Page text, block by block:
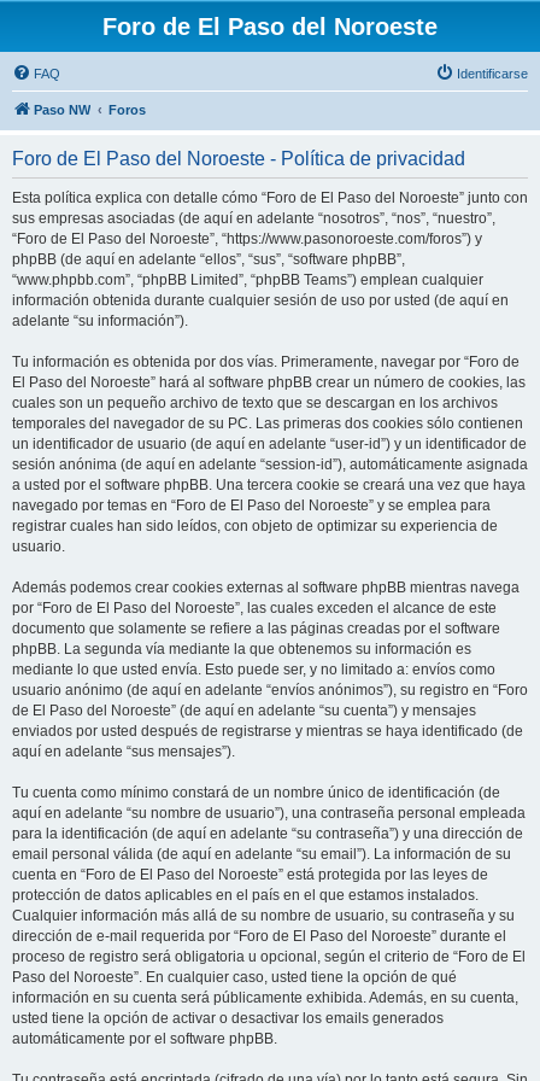
Foro de El Paso del Noroeste
FAQ Identificarse
Paso NW Foros
Foro de El Paso del Noroeste - Política de privacidad
Esta política explica con detalle cómo “Foro de El Paso del Noroeste” junto con
sus empresas asociadas (de aquí en adelante “nosotros”, “nos”, “nuestro”,
“Foro de El Paso del Noroeste”, “https://www.pasonoroeste.com/foros”) y
phpBB (de aquí en adelante “ellos”, “sus”, “software phpBB”,
“www.phpbb.com”, “phpBB Limited”, “phpBB Teams”) emplean cualquier
información obtenida durante cualquier sesión de uso por usted (de aquí en
adelante “su información”).
Tu información es obtenida por dos vías. Primeramente, navegar por “Foro de
El Paso del Noroeste” hará al software phpBB crear un número de cookies, las
cuales son un pequeño archivo de texto que se descargan en los archivos
temporales del navegador de su PC. Las primeras dos cookies sólo contienen
un identificador de usuario (de aquí en adelante “user-id”) y un identificador de
sesión anónima (de aquí en adelante “session-id”), automáticamente asignada
a usted por el software phpBB. Una tercera cookie se creará una vez que haya
navegado por temas en “Foro de El Paso del Noroeste” y se emplea para
registrar cuales han sido leídos, con objeto de optimizar su experiencia de
usuario.
Además podemos crear cookies externas al software phpBB mientras navega
por “Foro de El Paso del Noroeste”, las cuales exceden el alcance de este
documento que solamente se refiere a las páginas creadas por el software
phpBB. La segunda vía mediante la que obtenemos su información es
mediante lo que usted envía. Esto puede ser, y no limitado a: envíos como
usuario anónimo (de aquí en adelante “envíos anónimos”), su registro en “Foro
de El Paso del Noroeste” (de aquí en adelante “su cuenta”) y mensajes
enviados por usted después de registrarse y mientras se haya identificado (de
aquí en adelante “sus mensajes”).
Tu cuenta como mínimo constará de un nombre único de identificación (de
aquí en adelante “su nombre de usuario”), una contraseña personal empleada
para la identificación (de aquí en adelante “su contraseña”) y una dirección de
email personal válida (de aquí en adelante “su email”). La información de su
cuenta en “Foro de El Paso del Noroeste” está protegida por las leyes de
protección de datos aplicables en el país en el que estamos instalados.
Cualquier información más allá de su nombre de usuario, su contraseña y su
dirección de e-mail requerida por “Foro de El Paso del Noroeste” durante el
proceso de registro será obligatoria u opcional, según el criterio de “Foro de El
Paso del Noroeste”. En cualquier caso, usted tiene la opción de qué
información en su cuenta será públicamente exhibida. Además, en su cuenta,
usted tiene la opción de activar o desactivar los emails generados
automáticamente por el software phpBB.